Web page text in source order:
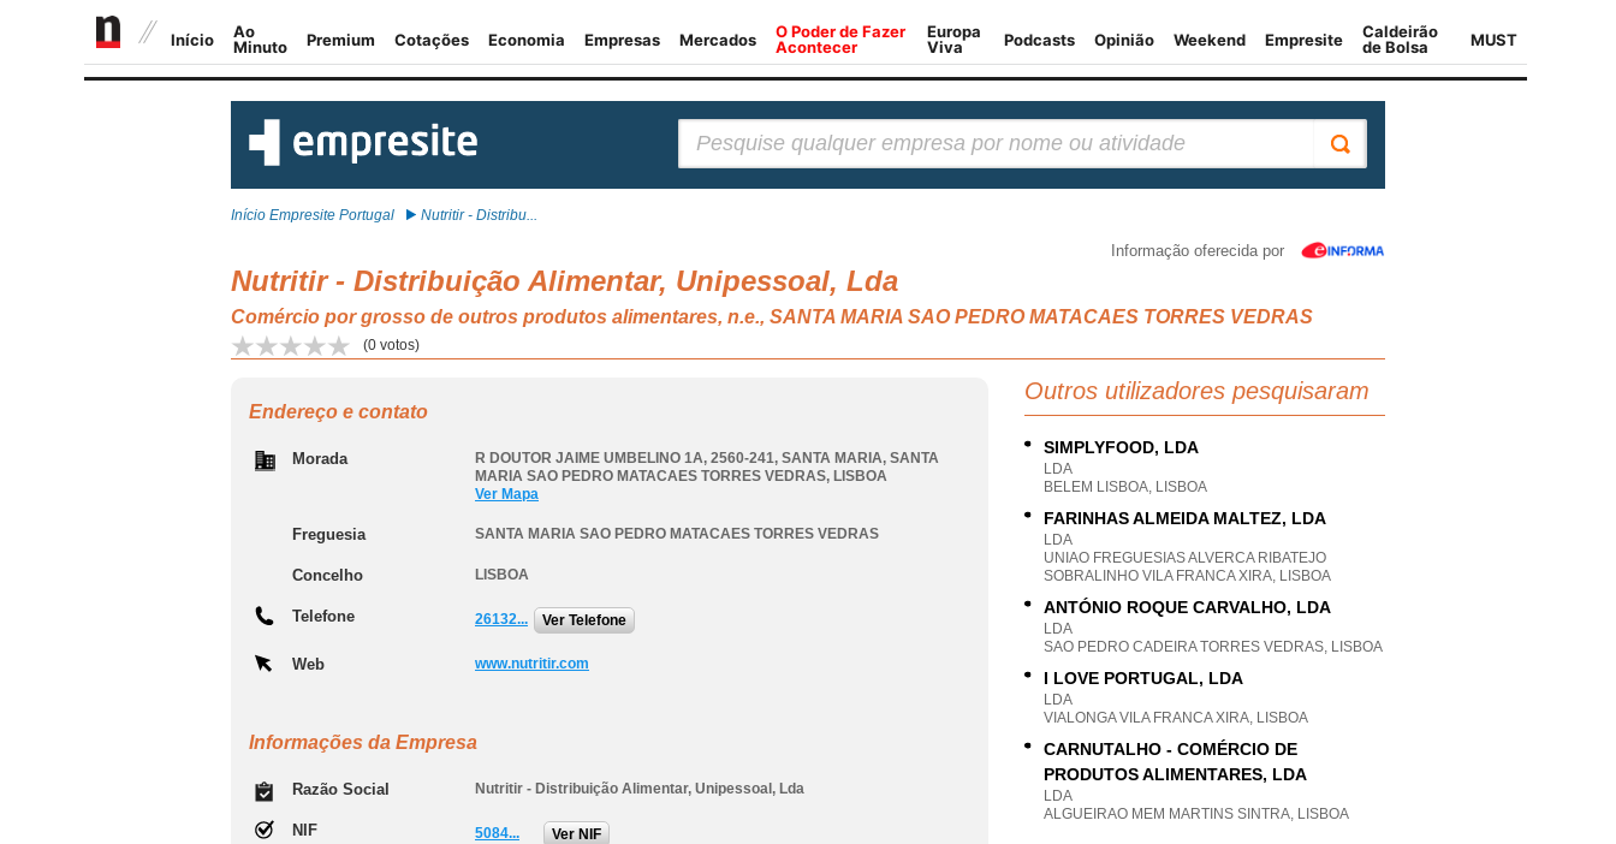
Início Empresite Portugal Nutritir - Distribu...
Informação oferecida por
Nutritir - Distribuição Alimentar, Unipessoal, Lda
Comércio por grosso de outros produtos alimentares, n.e., SANTA MARIA SAO PEDRO MATACAES TORRES VEDRAS
(0 votos)
Endereço e contato
Morada R DOUTOR JAIME UMBELINO 1A, 2560-241, SANTA MARIA, SANTA
MARIA SAO PEDRO MATACAES TORRES VEDRAS, LISBOA
Ver Mapa
Freguesia SANTA MARIA SAO PEDRO MATACAES TORRES VEDRAS
Concelho LISBOA
Telefone 26132... Ver Telefone
Web www.nutritir.com
Informações da Empresa
Razão Social Nutritir - Distribuição Alimentar, Unipessoal, Lda
NIF 5084... Ver NIF
Outros utilizadores pesquisaram
SIMPLYFOOD, LDA
LDA
BELEM LISBOA, LISBOA
FARINHAS ALMEIDA MALTEZ, LDA
LDA
UNIAO FREGUESIAS ALVERCA RIBATEJO
SOBRALINHO VILA FRANCA XIRA, LISBOA
ANTÓNIO ROQUE CARVALHO, LDA
LDA
SAO PEDRO CADEIRA TORRES VEDRAS, LISBOA
I LOVE PORTUGAL, LDA
LDA
VIALONGA VILA FRANCA XIRA, LISBOA
CARNUTALHO - COMÉRCIO DE
PRODUTOS ALIMENTARES, LDA
LDA
ALGUEIRAO MEM MARTINS SINTRA, LISBOA